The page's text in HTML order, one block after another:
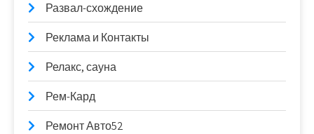
Развал-схождение
Реклама и Контакты
Релакс, сауна
Рем-Кард
Ремонт Авто52